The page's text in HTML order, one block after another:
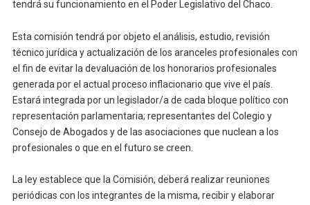
tendrá su funcionamiento en el Poder Legislativo del Chaco.
Esta comisión tendrá por objeto el análisis, estudio, revisión
técnico jurídica y actualización de los aranceles profesionales con
el fin de evitar la devaluación de los honorarios profesionales
generada por el actual proceso inflacionario que vive el país.
Estará integrada por un legislador/a de cada bloque político con
representación parlamentaria; representantes del Colegio y
Consejo de Abogados y de las asociaciones que nuclean a los
profesionales o que en el futuro se creen.
La ley establece que la Comisión, deberá realizar reuniones
periódicas con los integrantes de la misma, recibir y elaborar